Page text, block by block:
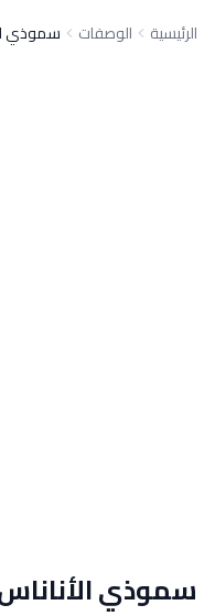
الرئيسية الوصفات سموذي
سموذي الأناناس